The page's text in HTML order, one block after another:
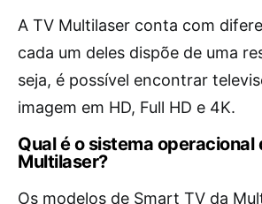
A TV Multilaser conta com
cada um deles dispõe de uma
seja, é possível encontrar
imagem em HD, Full HD e 4K.
Qual é o sistema operacional
Multilaser?
Os modelos de Smart TV da